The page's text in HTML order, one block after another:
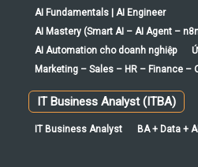
AI Fundamentals | AI Engineer
AI Mastery (Smart AI – AI Agent –
AI Automation cho doanh nghiệp
Marketing – Sales – HR – Finance –
IT Business Analyst (ITBA)
IT Business Analyst BA + Data +